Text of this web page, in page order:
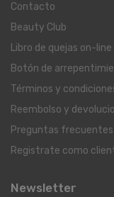
Contacto
Beauty Club
Libro de quejas on-line
Botón de
Términos y
Reembolso y
Preguntas frecuentes
Registrate como
Newsletter